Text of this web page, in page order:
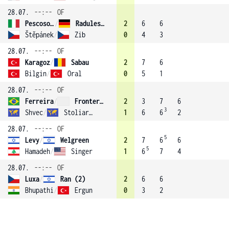
28.07. --:--
OF
Pescosolido /
Radulescu
Štěpánek/ Zib
2
0
6
4
6
3
28.07.
--:--
OF
Karagoz/
Sabau
Bilgin/ Oral
2
0
7
5
6
1
28.07.
--:--
OF
Ferreira/
Frontera (3)
Shvec/ Stoliarov
2
1
3
6
7
6 3
6
2
28.07.
--:--
OF
Levy/
Welgreen
Hamadeh/ Singer
2
1
7
6 5
6 5
7
6
4
28.07.
--:--
OF
Luxa/
Ran (2)
Bhupathi / Ergun
2
0
6
3
6
2